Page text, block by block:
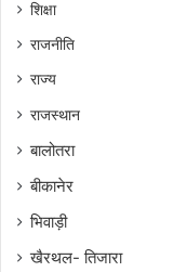
शिक्षा
राजनीति
राज्य
राजस्थान
बालोतरा
बीकानेर
भिवाड़ी
खैरथल- तिजारा